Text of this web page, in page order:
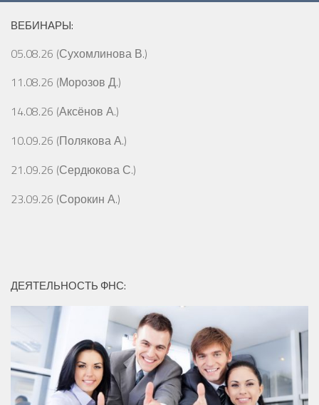
ВЕБИНАРЫ:
05.08.26 (Сухомлинова В.)
11.08.26 (Морозов Д.)
14.08.26 (Аксёнов А.)
10.09.26 (Полякова А.)
21.09.26 (Сердюкова С.)
23.09.26 (Сорокин А.)
ДЕЯТЕЛЬНОСТЬ ФНС: